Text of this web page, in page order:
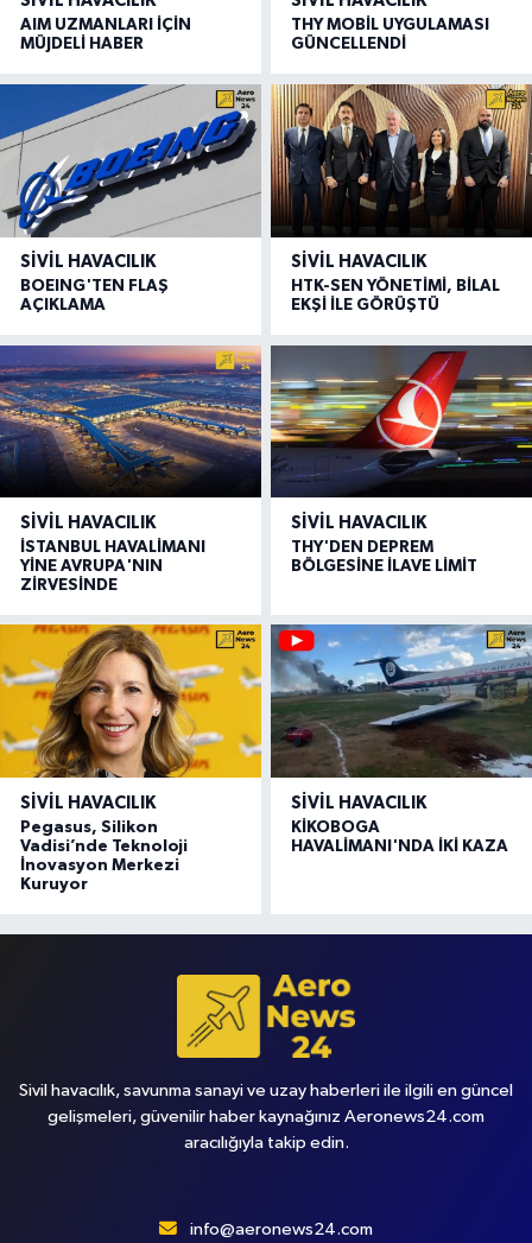
AIM UZMANLARI İÇİN
MÜJDELİ HABER
THY MOBİL UYGULAMASI
GÜNCELLENDİ
SIVIL HAVACILIK
BOEING'TEN FLAŞ
AÇIKLAMA
SIVIL HAVACILIK
HTK-SEN YÖNETİMİ, BİLAL
EKŞİ İLE GÖRÜŞTÜ
SIVIL HAVACILIK
İSTANBUL HAVALİMANI
YİNE AVRUPA'NIN
ZİRVESİNDE
SIVIL HAVACILIK
THY'DEN DEPREM
BÖLGESİNE İLAVE LİMİT
SIVIL HAVACILIK
Pegasus, Silikon
Vadisi’nde Teknoloji
İnovasyon Merkezi
Kuruyor
SIVIL HAVACILIK
KİKOBOGA
HAVALİMANI'NDA İKİ KAZA
Sivil havacılık, savunma sanayi ve uzay haberleri ile ilgili en güncel
gelişmeleri, güvenilir haber kaynağınız Aeronews24.com
aracılığıyla takip edin.
info@aeronews24.com